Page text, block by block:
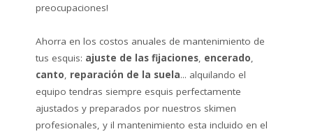
preocupaciones!
Ahorra en los costos anuales de mantenimiento de
tus esquis: ajuste de las fijaciones, encerado,
canto, reparaciόn de la suela... alquilando el
equipo tendras siempre esquis perfectamente
ajustados y preparados por nuestros skimen
profesionales, y il mantenimiento esta incluido en el